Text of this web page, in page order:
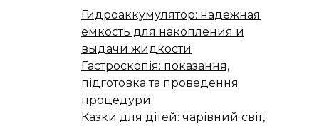
Гидроаккумулятор: надежная
емкость для накопления и
выдачи жидкости
Гастроскопія: показання,
підготовка та проведення
процедури
Казки для дітей: чарівний світ,